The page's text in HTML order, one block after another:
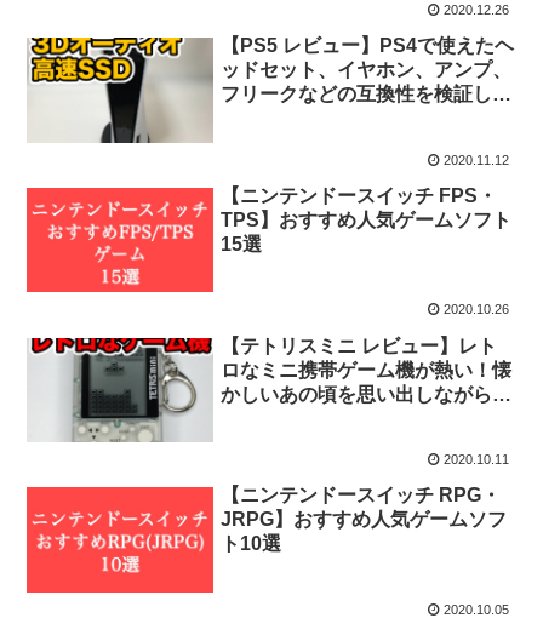
2020.12.26
【PS5 レビュー】PS4で使えたヘ
ッドセット、イヤホン、アンプ、
フリークなどの互換性を検証して
2020.11.12
【ニンテンドースイッチ FPS・
TPS】おすすめ人気ゲームソフト
15選
2020.10.26
【テトリスミニ レビュー】レト
ロなミニ携帯ゲーム機が熱い！懐
かしいあの頃を思い出しながらプ
2020.10.11
【ニンテンドースイッチ RPG・
JRPG】おすすめ人気ゲームソフ
ト10選
2020.10.05